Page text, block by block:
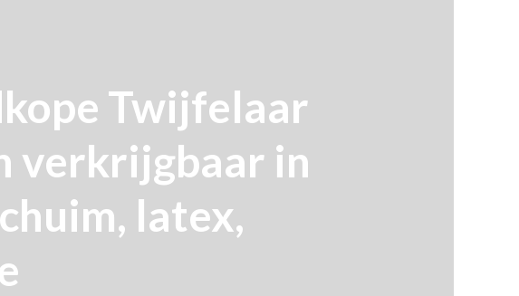
Twijfelaar
verkrijgbaar in
latex,